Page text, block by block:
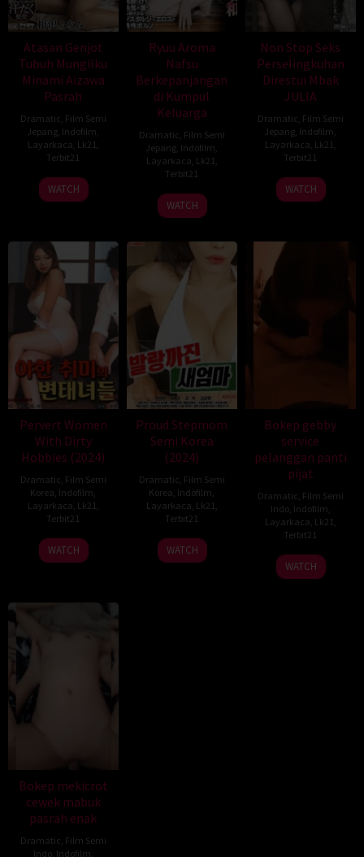
Atasan Genjot
Tubuh Mungilku
Minami Aizawa
Pasrah
Dramatic Film Semi
Jepang Indofilm
Layarkaca Lk21
Terbit21
WATCH
Ryuu Aroma
Nafsu
Berkepanjangan
di Kumpul
Keluarga
Dramatic Film Semi
Jepang Indofilm
Layarkaca Lk21
Terbit21
WATCH
Non Stop Seks
Perselingkuhan
Direstui Mbak
JULIA
Dramatic Film Semi
Jepang Indofilm
Layarkaca Lk21
Terbit21
WATCH
Pervert Women
With Dirty
Hobbies (2024)
Dramatic Film Semi
Korea Indofilm
Layarkaca Lk21
Terbit21
WATCH
Proud Stepmom
Semi Korea
(2024)
Dramatic Film Semi
Korea Indofilm
Layarkaca Lk21
Terbit21
WATCH
Bokep gebby
service
pelanggan panti
pijat
Dramatic Film Semi
Indo, Indofilm
Layarkaca Lk21
Terbit21
WATCH
Bokep mekicrot
cewek mabuk
pasrah enak
Dramatic Film Semi
Indo, Indofilm